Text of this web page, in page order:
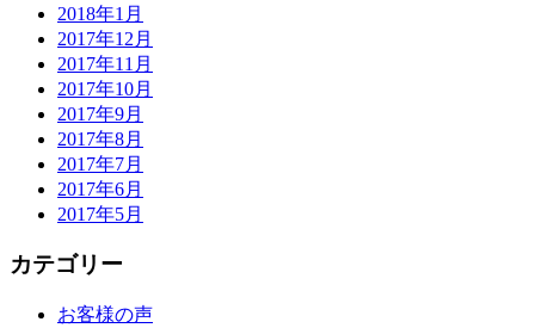
2018年1月
2017年12月
2017年11月
2017年10月
2017年9月
2017年8月
2017年7月
2017年6月
2017年5月
カテゴリー
お客様の声